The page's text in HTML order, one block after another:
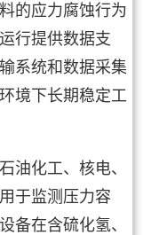
的应力腐蚀行为
行提供数据支
系统和数据采集
境下长期稳定工
油化工、核电、
于监测压力容
备在含硫化氢、